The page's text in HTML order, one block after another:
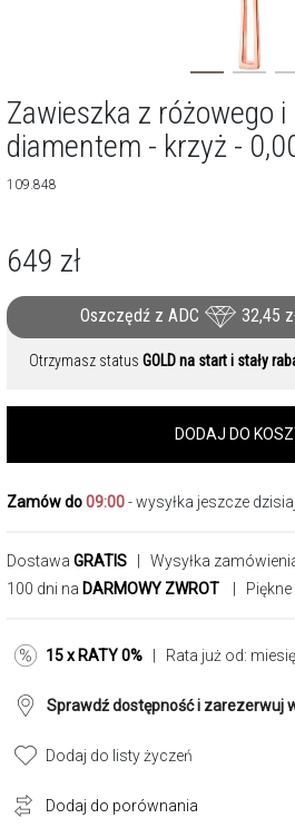
Zawieszka z różowego i
diamentem - krzyż -
109.848
649 zł
Oszczędź z ADC 32,45
Otrzymasz status GOLD na start i stały
DODAJ DO
Zamów do09:00- wysyłka jeszcze dzisiaj
Dostawa GRATIS | Wysyłka
100 dni na DARMOWY ZWROT |
15 x RATY 0% | Rata już od:
Sprawdź dostępność i zarezerwuj
Dodaj do listy życzeń
Dodaj do porównania